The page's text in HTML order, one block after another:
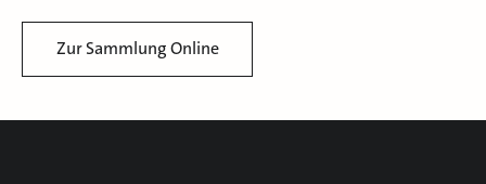
Zur Sammlung Online